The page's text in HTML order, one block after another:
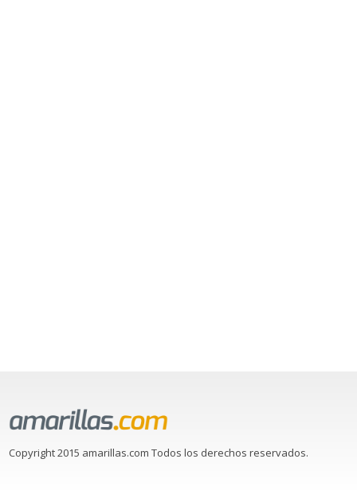
Copyright 2015 amarillas.com Todos los derechos reservados.